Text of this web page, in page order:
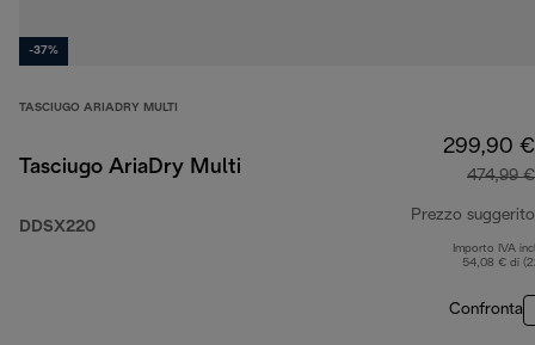
-37%
TASCIUGO ARIADRY MULTI
Tasciugo AriaDry Multi
DDSX220
299,90 €
474,99 €
Prezzo suggerito
Importo IVA
54,08 € di
Confronta